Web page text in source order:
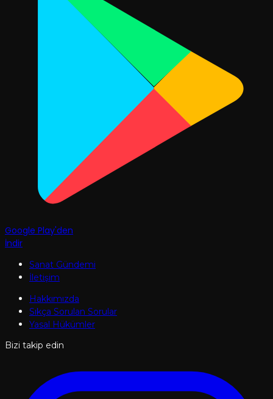
Google Play'den
İndir
Sanat Gündemi
İletişim
Hakkımızda
Sıkça Sorulan Sorular
Yasal Hükümler
Bizi takip edin